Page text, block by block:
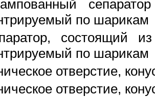
по шарикам
состоящий
по шарикам
отверстие,
отверстие,